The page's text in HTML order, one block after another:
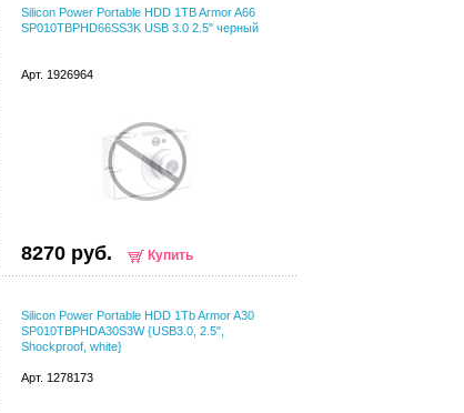
Silicon Power Portable HDD 1TB Armor A66
SP010TBPHD66SS3K USB 3.0 2.5" черный
Арт. 1926964
8270 руб. Купить
Silicon Power Portable HDD 1Tb Armor A30
SP010TBPHDA30S3W {USB3.0, 2.5",
Shockproof, white}
Арт. 1278173